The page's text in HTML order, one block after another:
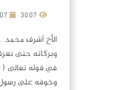
2018-11-07
الأخ أشرف محمد
وبركاته حتى
في قوله تعالى
وخوفه على رسول